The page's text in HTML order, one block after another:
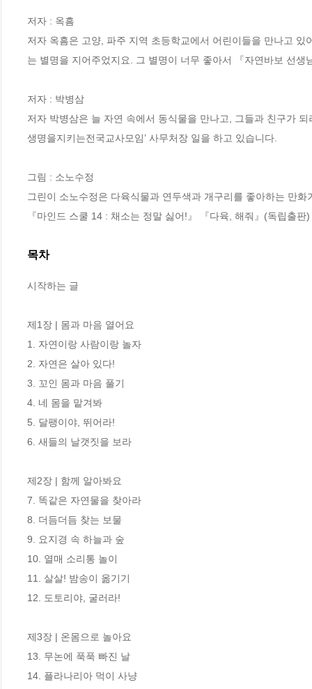
저자 : 옥흠
저자 옥흠은 고양, 파주 지역 초등학교에서 어린이들을 만나고 있
는 별명을 지어주었지요. 그 별명이 너무 좋아서 『자연바보 선생
저자 : 박병삼
저자 박병삼은 늘 자연 속에서 동식물을 만나고, 그들과 친구가
생명을지키는전국교사모임’ 사무처장 일을 하고 있습니다.
그림 : 소노수정
그린이 소노수정은 다육식물과 연두색과 개구리를 좋아하는 만
『마인드 스쿨 14 : 채소는 정말 싫어!』 『다육, 해줘』(독립출
목차
시작하는 글
제1장 | 몸과 마음 열어요
1. 자연이랑 사람이랑 놀자
2. 자연은 살아 있다!
3. 꼬인 몸과 마음 풀기
4. 네 몸을 맡겨봐
5. 달팽이야, 뛰어라!
6. 새들의 날갯짓을 보라
제2장 | 함께 알아봐요
7. 똑같은 자연물을 찾아라
8. 더듬더듬 찾는 보물
9. 요지경 속 하늘과 숲
10. 열매 소리통 놀이
11. 살살! 밤송이 옮기기
12. 도토리야, 굴러라!
제3장 | 온몸으로 놀아요
13. 무논에 푹푹 빠진 날
14. 플라나리아 먹이 사냥